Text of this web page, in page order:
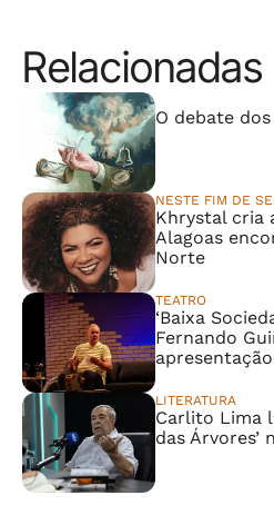
Relacionadas
O debate
NESTE FIM DE
Khrystal cria
Alagoas
Norte
TEATRO
‘Baixa
Fernando
LITERATURA
Carlito Lima
das Árvores’